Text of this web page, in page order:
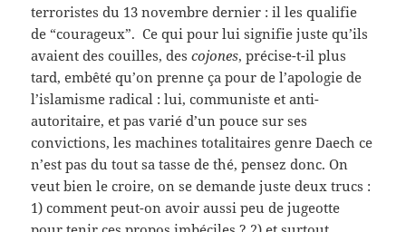
terroristes du 13 novembre dernier : il les qualifie
de “courageux”. Ce qui pour lui signifie juste qu’ils
avaient des couilles, descojones, précise-t-il plus
tard, embêté qu’on prenne ça pour de l’apologie de
l’islamisme radical : lui, communiste et anti-
autoritaire, et pas varié d’un pouce sur ses
convictions, les machines totalitaires genre Daech ce
n’est pas du tout sa tasse de thé, pensez donc. On
veut bien le croire, on se demande juste deux trucs :
1) comment peut-on avoir aussi peu de jugeotte